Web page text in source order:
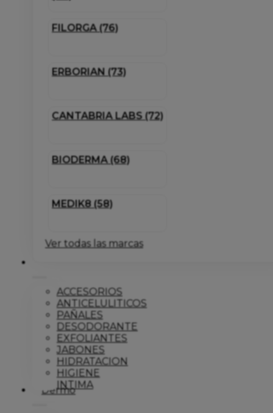
FILORGA (76)
ERBORIAN (73)
CANTABRIA LABS (72)
BIODERMA (68)
MEDIK8 (58)
Ver todas las marcas
ACCESORIOS
ANTICELULITICOS
PAÑALES
DESODORANTE
EXFOLIANTES
JABONES
HIDRATACION
HIGIENE
INTIMA
Dermo